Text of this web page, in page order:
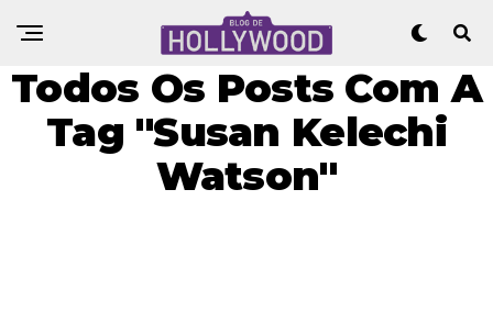
Todos Os Posts Com A
Tag "Susan Kelechi
Watson"